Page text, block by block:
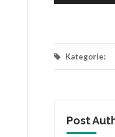
Kategorie:
Post